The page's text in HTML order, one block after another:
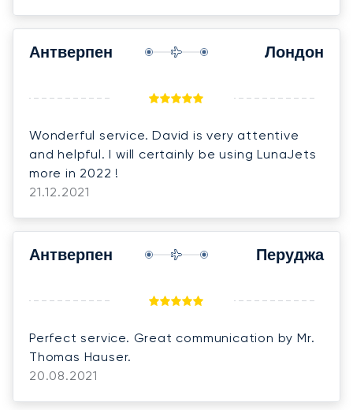
Антверпен Лондон
Wonderful service. David is very attentive
and helpful. I will certainly be using LunaJets
more in 2022 !
21.12.2021
Антверпен Перуджа
Perfect service. Great communication by Mr.
Thomas Hauser.
20.08.2021